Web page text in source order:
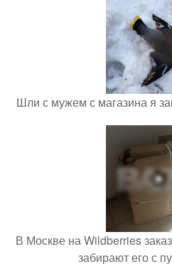
Шли с мужем с магазина я
В Москве на Wildberries
забирают его с